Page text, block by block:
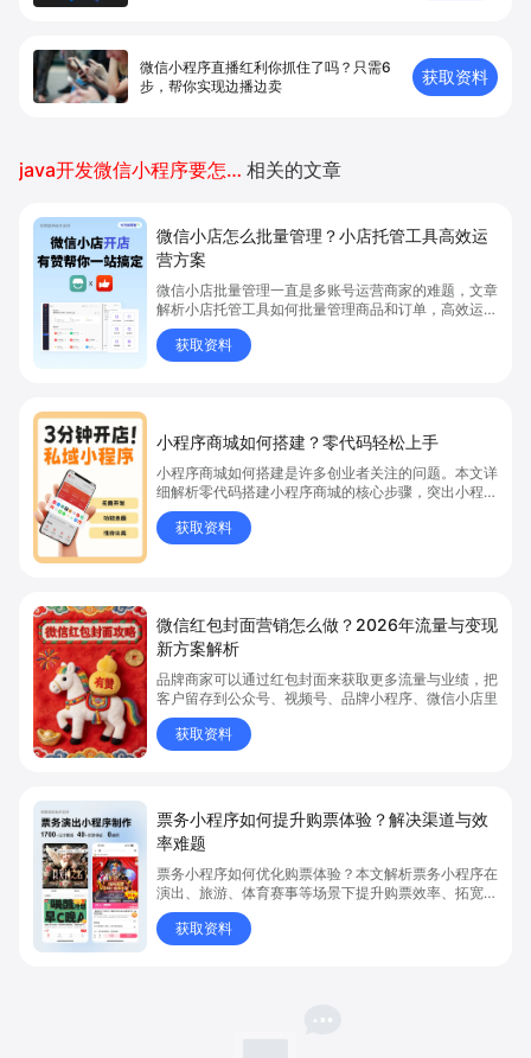
微信小程序直播红利你抓住了吗？只需6
步，帮你实现边播边卖
获取资料
java开发微信小程序要怎么弄 相关的文章
微信小店怎么批量管理？小店托管工具高效运
营方案
微信小店批量管理一直是多账号运营商家的难题，文章
解析小店托管工具如何批量管理商品和订单，高效运营
多账号微信小店。通过智能同步、AI运营托管和丰富营
销玩法，全面提升门店管理效率。点击了解微信小店批
量管理、高效托管的实用方案！
获取资料
小程序商城如何搭建？零代码轻松上手
小程序商城如何搭建是许多创业者关注的问题。本文详
细解析零代码搭建小程序商城的核心步骤，突出小程序
商城、商城搭建与零代码开店优势，帮助你轻松实现商
品上架、全渠道销售及高效会员运营，快速开启线上卖
货新模式。点击获取详细操作指南！
获取资料
微信红包封面营销怎么做？2026年流量与变现
新方案解析
品牌商家可以通过红包封面来获取更多流量与业绩，把
客户留存到公众号、视频号、品牌小程序、微信小店里
获取资料
票务小程序如何提升购票体验？解决渠道与效
率难题
票务小程序如何优化购票体验？本文解析票务小程序在
演出、旅游、体育赛事等场景下提升购票效率、拓宽销
售渠道、实现会员精准营销的具体方式。关键词包括
“票务小程序”、“购票体验”、“购票效率”。
获取资料